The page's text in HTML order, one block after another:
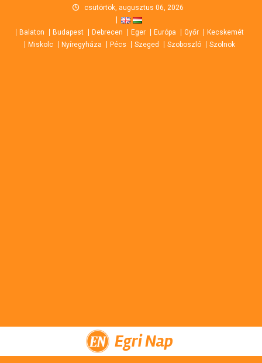
content
csütörtök, augusztus 06, 2026
Balaton Budapest Debrecen Eger Európa Győr
Kecskemét
Miskolc
Nyíregyháza Pécs Szeged Szoboszló Szolnok
Egri Nap